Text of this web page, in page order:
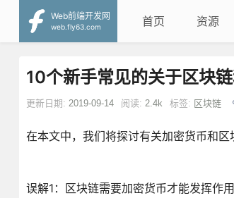
Web前端开发网
web.fly63.com
首页 资源
10个新手常见的关于区块
更新日期: 2019-09-14 阅读: 2.4k 标签: 区块链
在本文中，我们将探讨有关加密货币和区
误解1：区块链需要加密货币才能发挥作用